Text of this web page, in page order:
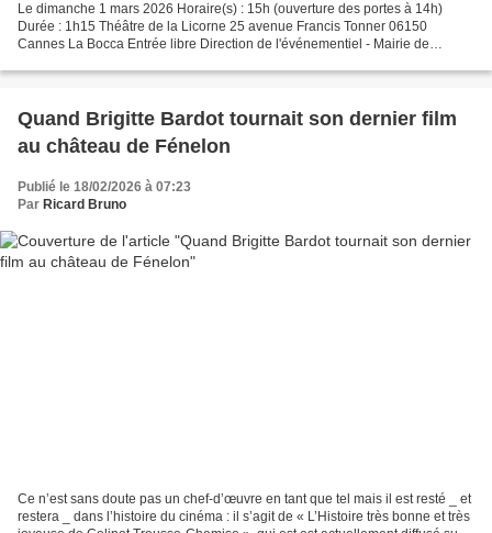
Le dimanche 1 mars 2026 Horaire(s) : 15h (ouverture des portes à 14h)
Durée : 1h15 Théâtre de la Licorne 25 avenue Francis Tonner 06150
Cannes La Bocca Entrée libre Direction de l'événementiel - Mairie de
Quand Brigitte Bardot tournait son dernier film
au château de Fénelon
Publié le 18/02/2026 à 07:23
Par Ricard Bruno
Ce n’est sans doute pas un chef-d’œuvre en tant que tel mais il est resté _ et
restera _ dans l’histoire du cinéma : il s’agit de « L’Histoire très bonne et très